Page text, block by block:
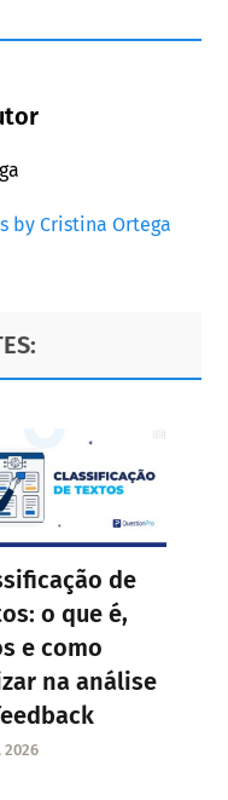
by Cristina Ortega
de
o que é,
e como
na análise
2026